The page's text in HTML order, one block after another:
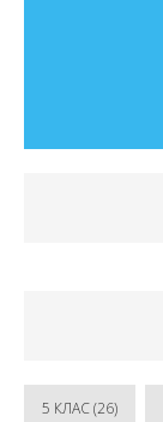
5 КЛАС(26)